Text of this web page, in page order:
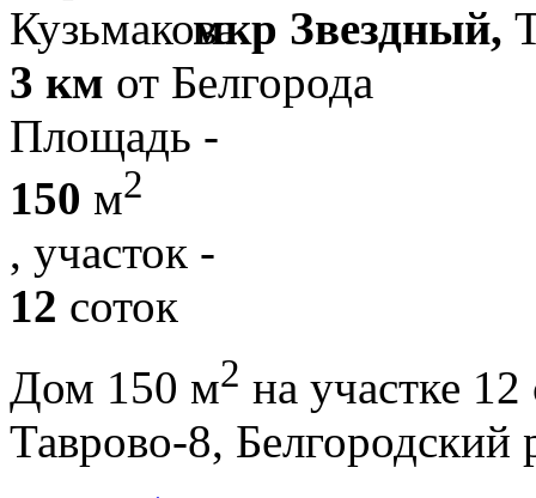
мкр Звездный,
3 км от Белгорода
Площадь -
150 м2
, участок -
12 соток
Дом 150 м2 на участке
Таврово-8,